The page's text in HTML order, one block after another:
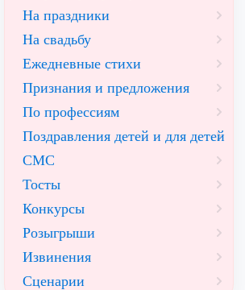
На праздники
На свадьбу
Ежедневные стихи
Признания и предложения
По профессиям
Поздравления детей и для детей
СМС
Тосты
Конкурсы
Розыгрыши
Извинения
Сценарии